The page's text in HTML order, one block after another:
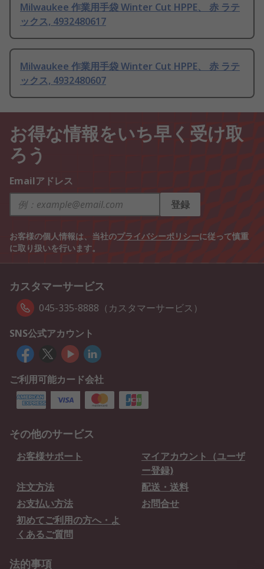
Milwaukee 作業用手袋 Winter Cut HPPE、 赤 ラテ
ックス, 4932480617
Milwaukee 作業用手袋 Winter Cut HPPE、 赤 ラテ
ックス, 4932480607
お得な情報をいち早く受け取
ろう
Emailアドレス
登録
お客様の個人情報は、当社のプライバシーポリシーに従って慎重
に取り扱いを行います。
カスタマーサービス
045-335-8888（カスタマーサービス）
SNS公式アカウント
ご利用可能カード会社
その他のサービス
お客様サポート
マイアカウント（ユーザ
ー登録)
注文方法
配送・送料
お支払い方法
お問合せ
初めてご利用の方へ・よ
くあるご質問
法的事項